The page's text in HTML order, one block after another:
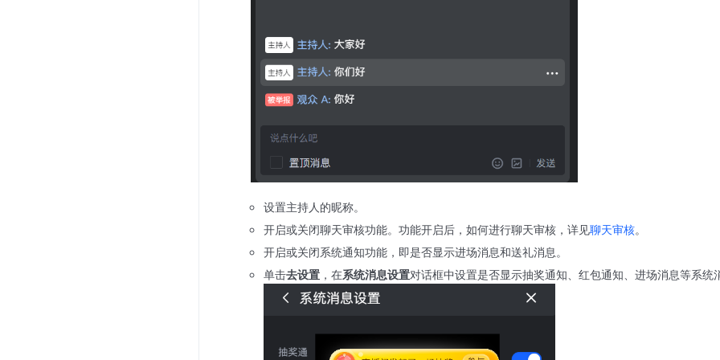
设置主持人的昵称。
开启或关闭聊天审核功能。功能开启后，如何进行聊天审核，详见聊天审核。
开启或关闭系统通知功能，即是否显示进场消息和送礼消息。
单击去设置 ，在系统消息设置对话框中设置是否显示抽奖通知、红包通知、进场消息等系统